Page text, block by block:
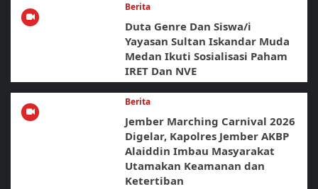
Berita
Duta Genre Dan Siswa/i
Yayasan Sultan Iskandar Muda
Medan Ikuti Sosialisasi Paham
IRET Dan NVE
Berita
Jember Marching Carnival 2026
Digelar, Kapolres Jember AKBP
Alaiddin Imbau Masyarakat
Utamakan Keamanan dan
Ketertiban